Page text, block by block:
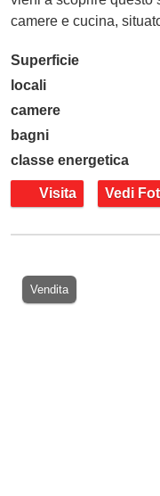
camere e cucina,
Superficie
locali
camere
bagni
classe energetica
Visita Vedi
Vendita